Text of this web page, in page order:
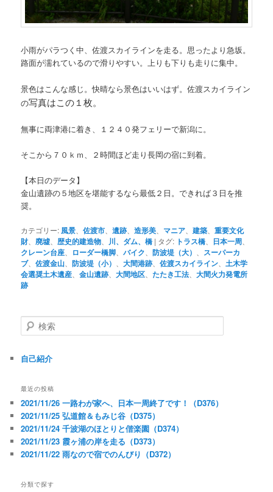
小雨がパラつく中、佐渡スカイラインを走る。思ったより急坂。
路面が濡れているので滑りやすい。上りも下りも走りに集中。
景色はこんな感じ。快晴なら景色はいいはず。佐渡スカイライン
の写真はこの１枚。
無事に両津港に着き、１２４０発フェリーで新潟に。
そこから７０ｋｍ、２時間ほど走り長岡の宿に到着。
【本日のデータ】
金山遺跡の５地区を堪能するなら最低２日。できれば３日を推
奨。
カテゴリー: 風景 、佐渡市 、遺跡 、造形美 マニア 、建築 、重要文化
財、 廃墟 歴史的建造物 川、ダム、橋 | タグ: トラス橋 日本一周
クレーン台座 ローダー橋脚 、バイク 、防波堤（大）
スーパーカ
ブ、佐渡金山 、防波堤（小） 、大間港跡 、佐渡スカイライン
土木学
会選奨土木遺産 、金山遺跡 、大間地区 、たたき工法 、大間火力発電所
跡
検
索
自己紹介
最近の投稿
2021/11/26 一路わが家へ、日本一周終了です！（D376）
2021/11/25 弘道館＆もみじ谷（D375）
2021/11/24 千波湖のほとりと偕楽園（D374）
2021/11/23 霞ヶ浦の岸を走る（D373）
2021/11/22 雨なので宿でのんびり（D372）
分類で探す